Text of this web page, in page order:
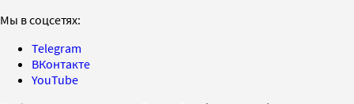
Мы в соцсетях:
Telegram
ВКонтакте
YouTube